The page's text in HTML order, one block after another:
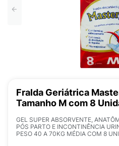
Fralda Geriátrica
Tamanho M com 8
GEL SUPER ABSORVENTE,
PÓS PARTO E INCONTINÊNCIA
PESO 40 A 70KG MÉDIA COM 8